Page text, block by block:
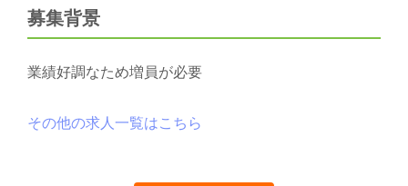
募集背景
業績好調なため増員が必要
その他の求人一覧はこちら